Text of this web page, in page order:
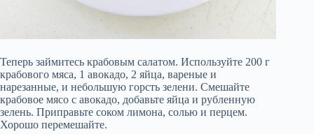
Теперь займитесь крабовым салатом. Используйте 200 г
крабового мяса, 1 авокадо, 2 яйца, вареные и
нарезанные, и небольшую горсть зелени. Смешайте
крабовое мясо с авокадо, добавьте яйца и рубленную
зелень. Приправьте соком лимона, солью и перцем.
Хорошо перемешайте.